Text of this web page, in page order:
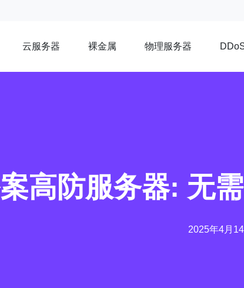
云服务器 裸金属 物理服务器
高防服务器: 无
2025年4月14